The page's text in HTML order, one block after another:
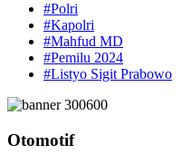
#Polri
#Kapolri
#Mahfud MD
#Pemilu 2024
#Listyo Sigit Prabowo
Otomotif